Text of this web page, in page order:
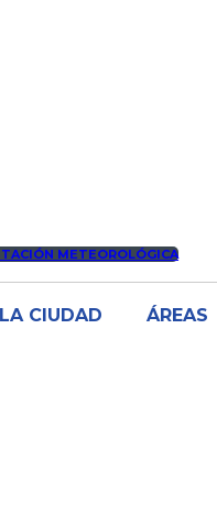
METEOROLÓGICA
LA CIUDAD ÁREAS